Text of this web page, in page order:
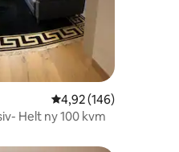
omdömen4,92 av 5 i
4,92 (146)
Helt ny 100 kvm